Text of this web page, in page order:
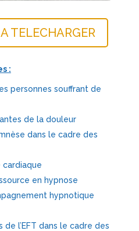
TELECHARGER
:
personnes souffrant de
de la douleur
dans le cadre des
cardiaque
en hypnose
hypnotique
l’EFT dans le cadre des